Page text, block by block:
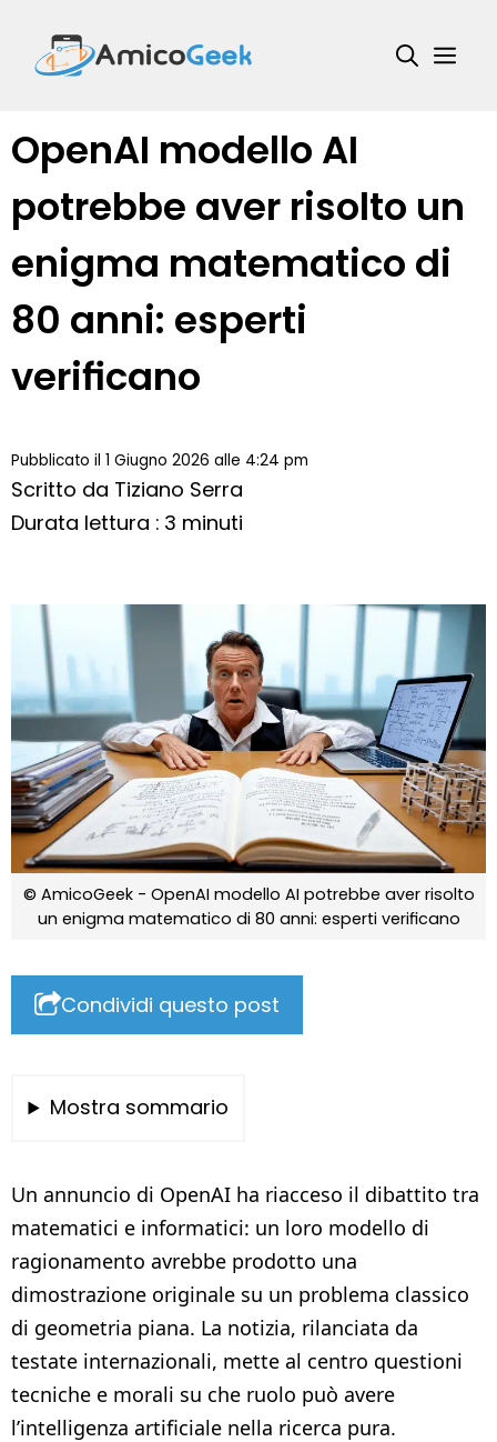
contenuto
OpenAI modello AI
potrebbe aver risolto un
enigma matematico di
80 anni: esperti
verificano
Pubblicato il 1 Giugno 2026 alle 4:24 pm
Scritto da Tiziano Serra
Durata lettura : 3 minuti
© AmicoGeek - OpenAI modello AI potrebbe aver risolto
un enigma matematico di 80 anni: esperti verificano
Condividi questo post
Mostra sommario
Un annuncio di OpenAI ha riacceso il dibattito tra
matematici e informatici: un loro modello di
ragionamento avrebbe prodotto una
dimostrazione originale su un problema classico
di geometria piana. La notizia, rilanciata da
testate internazionali, mette al centro questioni
tecniche e morali su che ruolo può avere
l’intelligenza artificiale nella ricerca pura.